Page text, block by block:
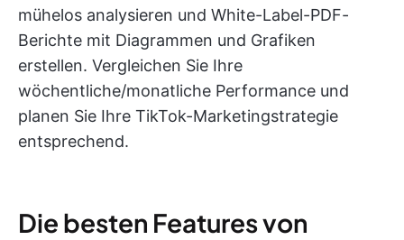
mühelos analysieren und White-Label-PDF-
Berichte mit Diagrammen und Grafiken
erstellen. Vergleichen Sie Ihre
wöchentliche/monatliche Performance und
planen Sie Ihre TikTok-Marketingstrategie
entsprechend.
Die besten Features von